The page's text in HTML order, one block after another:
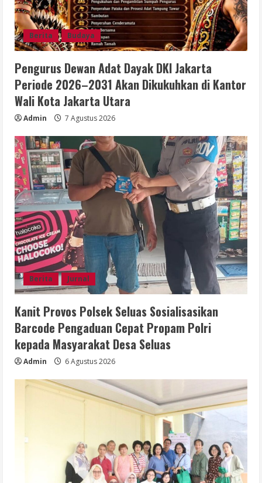
Berita Budaya
Pengurus Dewan Adat Dayak DKI Jakarta
Periode 2026–2031 Akan Dikukuhkan di Kantor
Wali Kota Jakarta Utara
Admin 7 Agustus 2026
Berita Jurnal
Kanit Provos Polsek Seluas Sosialisasikan
Barcode Pengaduan Cepat Propam Polri
kepada Masyarakat Desa Seluas
Admin 6 Agustus 2026